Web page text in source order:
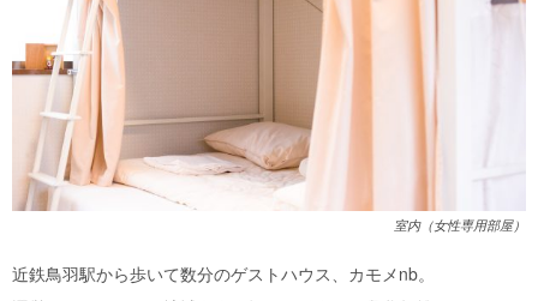
室内（女性専用部屋）
近鉄鳥羽駅から歩いて数分のゲストハウス、カモメnb。